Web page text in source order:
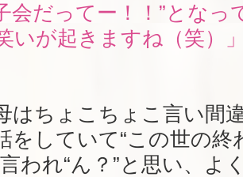
会だってー！！”となっ
いが起きますね（笑）
はちょこちょこ言い間
をしていて“この世の終
われ“ん？”と思い、よ